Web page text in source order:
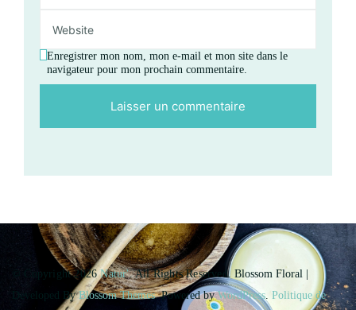
Enregistrer mon nom, mon e-mail et mon site dans le
navigateur pour mon prochain commentaire.
© Copyright 2026Natur'. All Rights Reserved.Blossom Floral |
Developed ByBlossom Themes. Powered byWordPress. Politique de